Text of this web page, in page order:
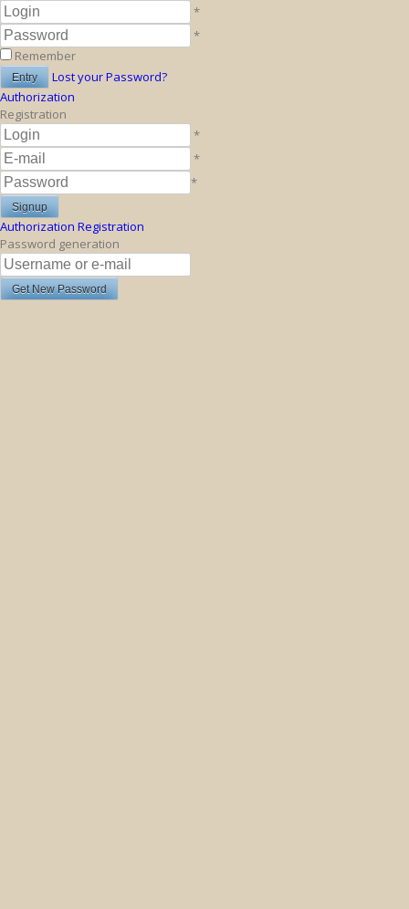
*
*
Remember
Lost your Password?
Authorization
Registration
*
*
*
Authorization Registration
Password generation